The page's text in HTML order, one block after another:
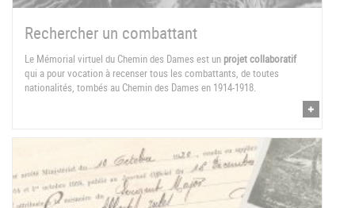
Rechercher un combattant
Le Mémorial virtuel du Chemin des Dames est un projet collaboratif
qui a pour vocation à recenser tous les combattants, de toutes
nationalités, tombés au Chemin des Dames en 1914-1918.